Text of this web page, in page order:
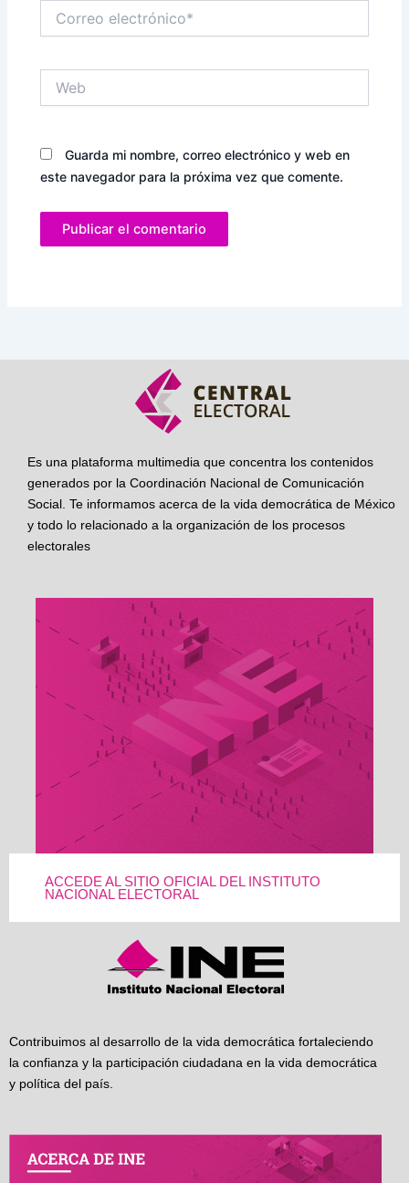
electrónico*
Guarda mi nombre, correo electrónico y web en
este navegador para la próxima vez que comente.
Es una plataforma multimedia que concentra los contenidos
generados por la Coordinación Nacional de Comunicación
Social. Te informamos acerca de la vida democrática de México
y todo lo relacionado a la organización de los procesos
electorales
ACCEDE AL SITIO OFICIAL DEL INSTITUTO
NACIONAL ELECTORAL
Contribuimos al desarrollo de la vida democrática fortaleciendo
la confianza y la participación ciudadana en la vida democrática
y política del país.